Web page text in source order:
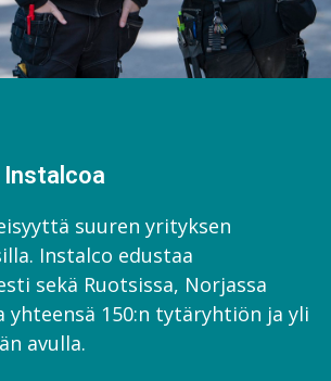
Instalcoa
suuren yrityksen
Instalco edustaa
sekä Ruotsissa, Norjassa
yhteensä 150:n tytäryhtiön ja yli
avulla.